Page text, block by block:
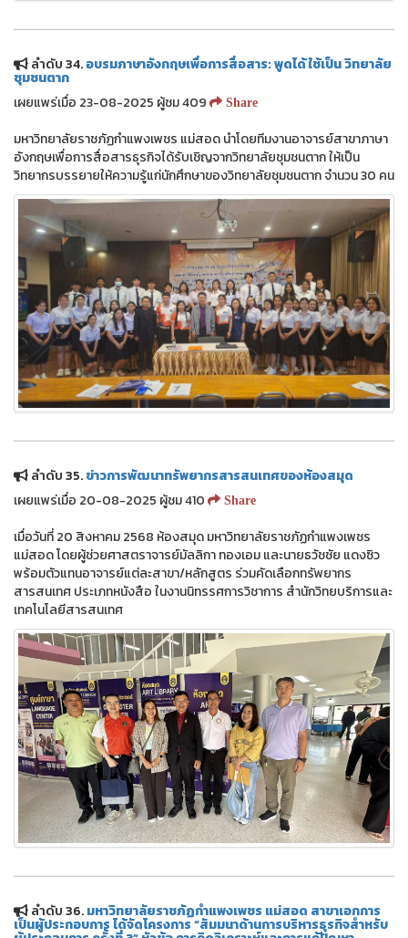
ลำดับ 34.อบรมภาษาอังกฤษเพื่อการสื่อสาร: พูดได้ ใช้เป็น วิทยาลัย
ชุมชนตาก
เผยแพร่เมื่อ 23-08-2025 ผู้ชม 409
Share
มหาวิทยาลัยราชภัฏกำแพงเพชร แม่สอด นำโดยทีมงานอาจารย์สาขาภาษา
อังกฤษเพื่อการสื่อสารธุรกิจได้รับเชิญจากวิทยาลัยชุมชนตาก ให้เป็น
วิทยากรบรรยายให้ความรู้แก่นักศึกษาของวิทยาลัยชุมชนตาก จำนวน 30 คน
ลำดับ 35.ข่าวการพัฒนาทรัพยากรสารสนเทศของห้องสมุด
เผยแพร่เมื่อ 20-08-2025 ผู้ชม 410
Share
เมื่อวันที่ 20 สิงหาคม 2568 ห้องสมุด มหาวิทยาลัยราชภัฏกำแพงเพชร
แม่สอด โดยผู้ช่วยศาสตราจารย์มัลลิกา ทองเอม และนายธวัชชัย แดงซิว
พร้อมตัวแทนอาจารย์แต่ละสาขา/หลักสูตร ร่วมคัดเลือกทรัพยากร
สารสนเทศ ประเภทหนังสือ ในงานนิทรรศการวิชาการ สำนักวิทยบริการและ
เทคโนโลยีสารสนเทศ
ลำดับ 36.มหาวิทยาลัยราชภัฏกำแพงเพชร แม่สอด สาขาเอกการ
เป็นผู้ประกอบการ ได้จัดโครงการ “สัมมนาด้านการบริหารธุรกิจสำหรับ